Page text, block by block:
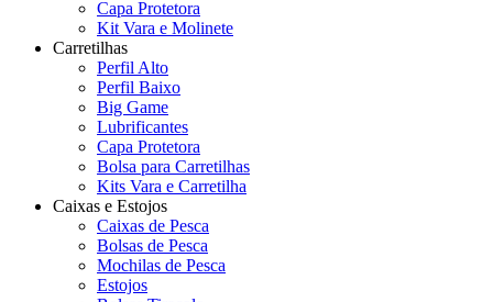
Capa Protetora
Kit Vara e Molinete
Carretilhas
Perfil Alto
Perfil Baixo
Big Game
Lubrificantes
Capa Protetora
Bolsa para Carretilhas
Kits Vara e Carretilha
Caixas e Estojos
Caixas de Pesca
Bolsas de Pesca
Mochilas de Pesca
Estojos